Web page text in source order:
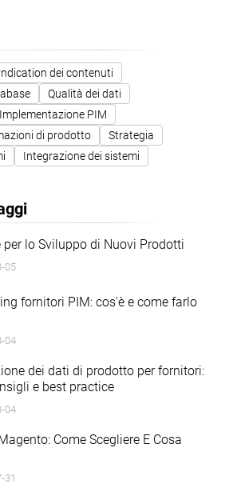
dei contenuti
Qualità dei dati
Implementazione PIM
di prodotto
Strategia
Integrazione dei sistemi
per lo Sviluppo di Nuovi Prodotti
05
fornitori PIM: cos'è e come farlo
04
dei dati di prodotto per fornitori:
e best practice
04
Come Scegliere E Cosa
31